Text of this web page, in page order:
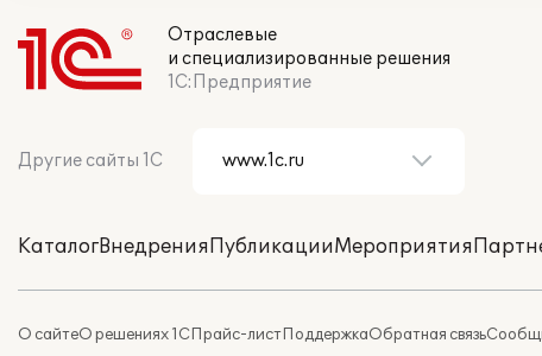
Отраслевые
и специализированные решения
1С:Предприятие
Другие сайты 1С
КаталогВнедренияПубликацииМероприятия
О сайтеО решениях 1СПрайс-листПоддержкаОбратная связь